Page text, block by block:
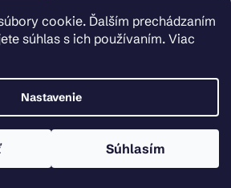
cookie. Ďalším prechádzaním
súhlas s ich používaním. Viac
Nastavenie
Súhlasím